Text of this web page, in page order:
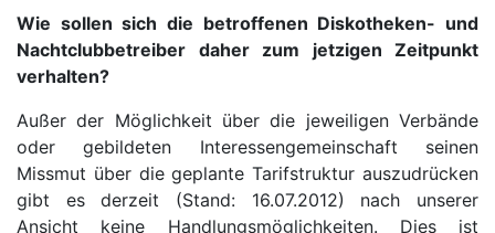
Wie sollen sich die betroffenen Diskotheken- und
Nachtclubbetreiber daher zum jetzigen Zeitpunkt
verhalten?
Außer der Möglichkeit über die jeweiligen Verbände
oder gebildeten Interessengemeinschaft seinen
Missmut über die geplante Tarifstruktur auszudrücken
gibt es derzeit (Stand: 16.07.2012) nach unserer
Ansicht keine Handlungsmöglichkeiten. Dies ist